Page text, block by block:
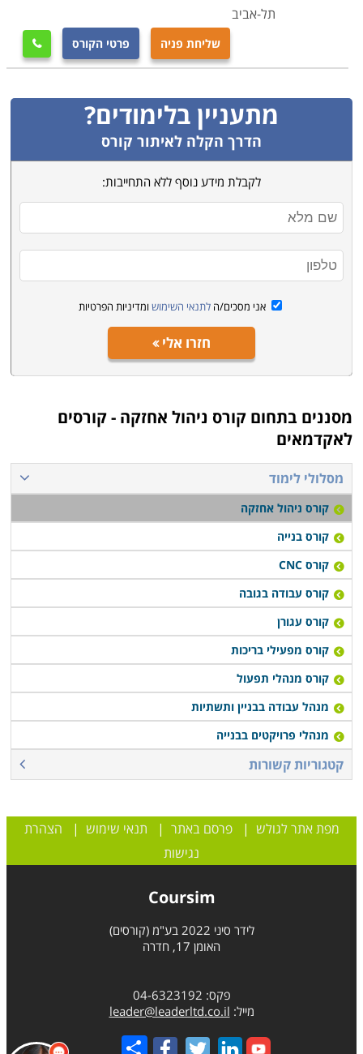
תל-אביב
שליחת פניה פרטי הקורס 
מתעניין בלימודים?
הדרך הקלה לאיתור קורס
לקבלת מידע נוסף ללא התחייבות:
אני מסכים/ה לתנאי השימוש ומדיניות הפרטיות
חזרו אלי
מסננים בתחום קורס ניהול אחזקה - קורסים
לאקדמאים
מסלולי לימוד
קורס ניהול אחזקה
קורס בנייה
קורס CNC
קורס עבודה בגובה
קורס עגורן
קורס מפעילי בריכות
קורס מנהלי תפעול
מנהל עבודה בבניין ותשתיות
מנהלי פרויקטים בבנייה
קטגוריות קשורות
מפת אתר לגולש |פרסם באתר | תנאי שימוש | הצהרת
נגישות
Coursim
לידר סיני 2022 בע"מ (קורסים)
האומן 17, חדרה
פקס: 04-6323192
מייל: leader@leaderltd.co.il
Share